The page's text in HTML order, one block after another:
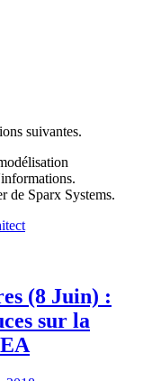
suivantes.
de Sparx Systems.
(8 Juin) :
sur la